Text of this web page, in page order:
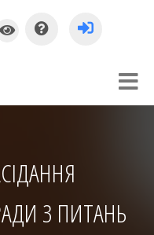
З ПИТАНЬ